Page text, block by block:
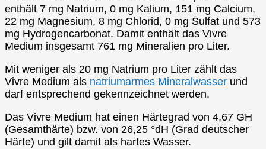
enthält 7 mg Natrium, 0 mg Kalium, 151 mg Calcium,
22 mg Magnesium, 8 mg Chlorid, 0 mg Sulfat und 573
mg Hydrogencarbonat. Damit enthält das Vivre
Medium insgesamt 761 mg Mineralien pro Liter.
Mit weniger als 20 mg Natrium pro Liter zählt das
Vivre Medium als natriumarmes Mineralwasser und
darf entsprechend gekennzeichnet werden.
Das Vivre Medium hat einen Härtegrad von 4,67 GH
(Gesamthärte) bzw. von 26,25 °dH (Grad deutscher
Härte) und gilt damit als hartes Wasser.